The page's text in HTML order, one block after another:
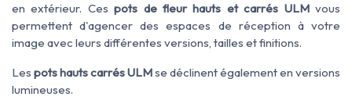
en extérieur. Cespots de fleur hauts et carrés ULM vous
permettent d'agencer des espaces de réception à votre
image avec leurs différentes versions, tailles et finitions.
Les pots hauts carrés ULMse déclinent également en versions
lumineuses.